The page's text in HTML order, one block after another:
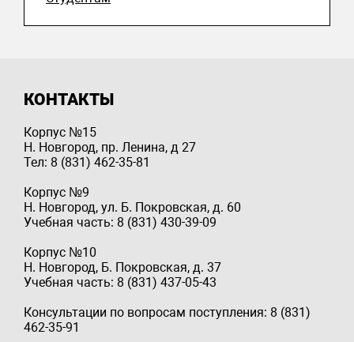
КОНТАКТЫ
Корпус №15
Н. Новгород, пр. Ленина, д 27
Тел: 8 (831) 462-35-81
Корпус №9
Н. Новгород, ул. Б. Покровская, д. 60
Учебная часть: 8 (831) 430-39-09
Корпус №10
Н. Новгород, Б. Покровская, д. 37
Учебная часть: 8 (831) 437-05-43
Консультации по вопросам поступления: 8 (831)
462-35-91